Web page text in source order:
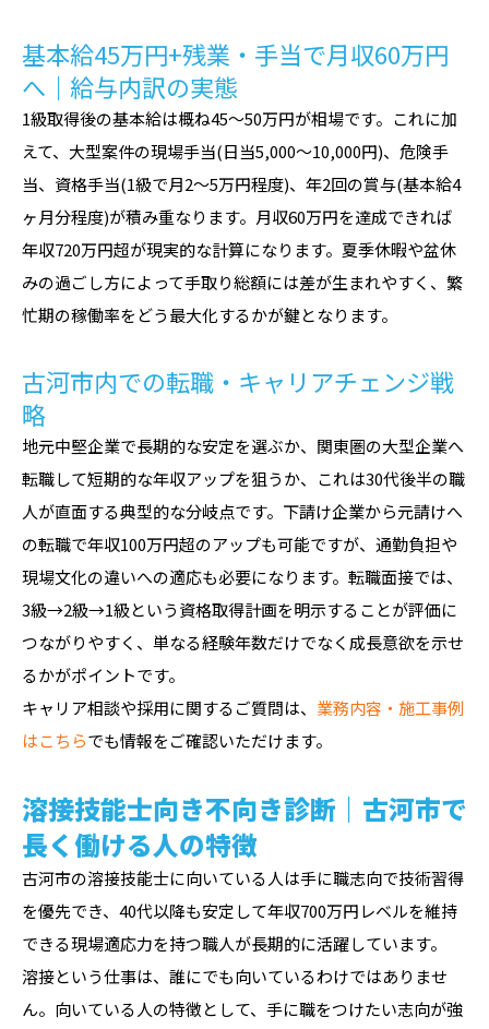
基本給45万円+残業・手当で月収60万円
へ｜給与内訳の実態
1級取得後の基本給は概ね45〜50万円が相場です。これに加
えて、大型案件の現場手当(日当5,000〜10,000円)、危険手
当、資格手当(1級で月2〜5万円程度)、年2回の賞与(基本給4
ヶ月分程度)が積み重なります。月収60万円を達成できれば
年収720万円超が現実的な計算になります。夏季休暇や盆休
みの過ごし方によって手取り総額には差が生まれやすく、繁
忙期の稼働率をどう最大化するかが鍵となります。
古河市内での転職・キャリアチェンジ戦
略
地元中堅企業で長期的な安定を選ぶか、関東圏の大型企業へ
転職して短期的な年収アップを狙うか、これは30代後半の職
人が直面する典型的な分岐点です。下請け企業から元請けへ
の転職で年収100万円超のアップも可能ですが、通勤負担や
現場文化の違いへの適応も必要になります。転職面接では、
3級→2級→1級という資格取得計画を明示することが評価に
つながりやすく、単なる経験年数だけでなく成長意欲を示せ
るかがポイントです。
キャリア相談や採用に関するご質問は、 業務内容・施工事例
はこちらでも情報をご確認いただけます。
溶接技能士向き不向き診断｜古河市で
長く働ける人の特徴
古河市の溶接技能士に向いている人は手に職志向で技術習得
を優先でき、40代以降も安定して年収700万円レベルを維持
できる現場適応力を持つ職人が長期的に活躍しています。
溶接という仕事は、誰にでも向いているわけではありませ
ん。向いている人の特徴として、手に職をつけたい志向が強